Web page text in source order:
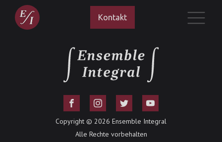
Kontakt
Copyright © 2026 Ensemble Integral
Alle Rechte vorbehalten